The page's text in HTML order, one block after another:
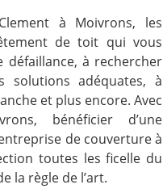
à Moivrons, les
de toit qui vous
à rechercher
adéquates, à
et plus encore. Avec
bénéficier d’une
de couverture à
toutes les ficelle du
la règle de l’art.